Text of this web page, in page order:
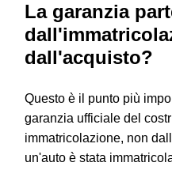
La garanzia
dall'acquisto?
Questo è il punto più
garanzia ufficiale del
immatricolazione, non
un'auto è stata